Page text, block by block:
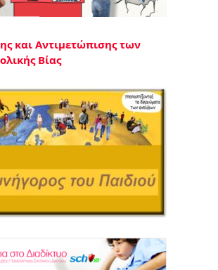
και Αντιμετώπισης των
Βίας